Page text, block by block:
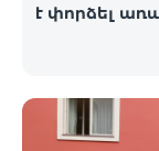
է փորձել